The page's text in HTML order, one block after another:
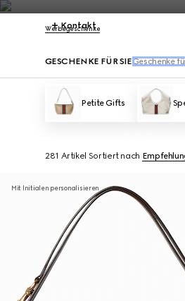
Kontakt
Werbegeschenke
GESCHENKE FÜR SIE Geschenke
Petite Gifts
281 Artikel Sortiert nach
Mit Initialen personalisieren